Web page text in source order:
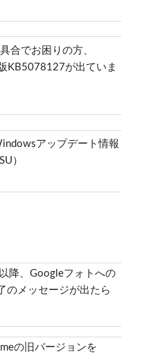
合でお困りの方、
KB5078127が出ていま
アップデート情報
）
降、Googleフォトへの
のメッセージが出たら
の旧バージョンを